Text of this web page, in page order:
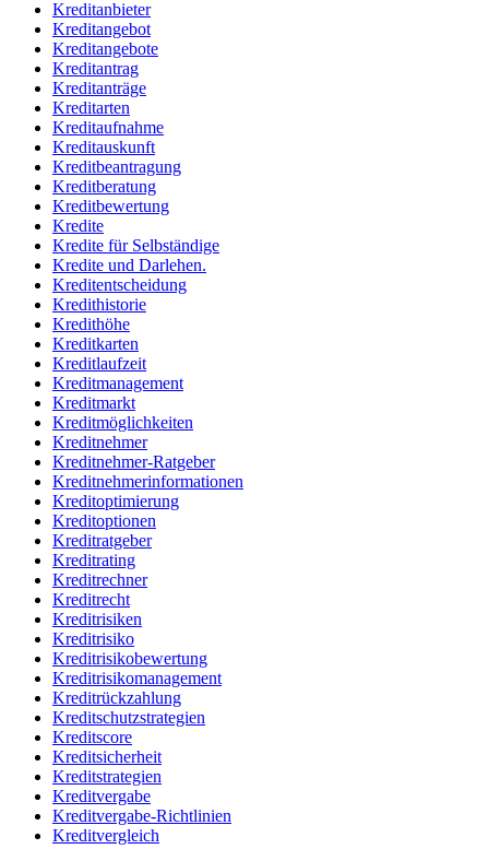
Kreditanbieter
Kreditangebot
Kreditangebote
Kreditantrag
Kreditanträge
Kreditarten
Kreditaufnahme
Kreditauskunft
Kreditbeantragung
Kreditberatung
Kreditbewertung
Kredite
Kredite für Selbständige
Kredite und Darlehen.
Kreditentscheidung
Kredithistorie
Kredithöhe
Kreditkarten
Kreditlaufzeit
Kreditmanagement
Kreditmarkt
Kreditmöglichkeiten
Kreditnehmer
Kreditnehmer-Ratgeber
Kreditnehmerinformationen
Kreditoptimierung
Kreditoptionen
Kreditratgeber
Kreditrating
Kreditrechner
Kreditrecht
Kreditrisiken
Kreditrisiko
Kreditrisikobewertung
Kreditrisikomanagement
Kreditrückzahlung
Kreditschutzstrategien
Kreditscore
Kreditsicherheit
Kreditstrategien
Kreditvergabe
Kreditvergabe-Richtlinien
Kreditvergleich